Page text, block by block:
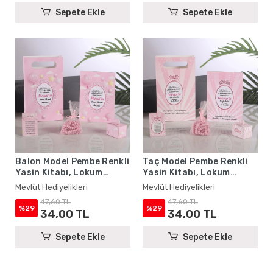
Sepete Ekle Sepete Ekle
Balon Model Pembe Renkli
Yasin Kitabı, Lokum
Kutusu, Magnet, Karton
Çanta ve Tesbih - Mevlüt
Hediyelikleri
Mevlüt Hediyelikleri
%29
47,60 TL
34,00 TL
Sepete Ekle
Taç Model Pembe Renkli
Yasin Kitabı, Lokum
Kutusu, Magnet, Karton
Çanta ve Tesbih - Mevlüt
Hediyelikleri
Mevlüt Hediyelikleri
%29
47,60 TL
34,00 TL
Sepete Ekle